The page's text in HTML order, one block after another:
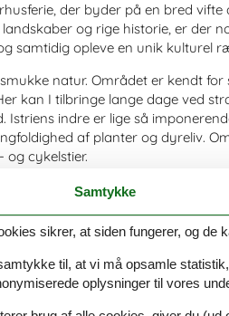
der byder på en bred vifte
og rige historie, er der
samtidig opleve en unik kulturel
natur. Området er kendt
kan I tilbringe lange dage ved
indre er lige så
af planter og dyreliv.
og cykelstier.
seværdigheder. I kan besøge
sine farverige huse og smalle
en unik historie om
muligheder for at opleve det
og prøve Istriens berømte
Samtykke
sikrer, at siden fungerer, og de
til, at vi må opsamle
oplysninger til vores